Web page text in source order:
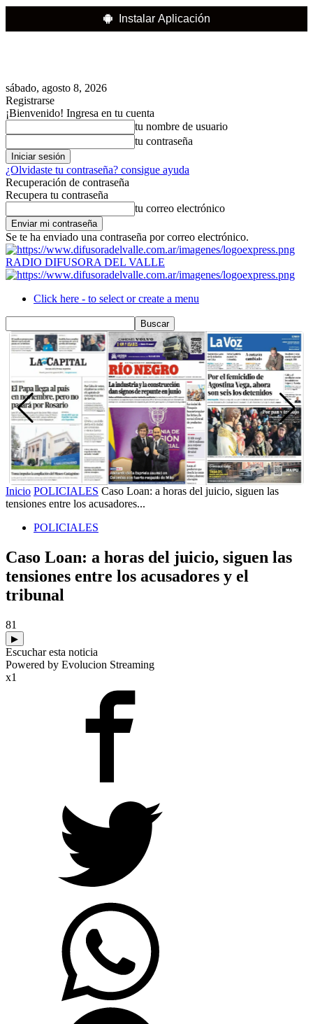
Instalar Aplicación
sábado, agosto 8, 2026
Registrarse
¡Bienvenido! Ingresa en tu cuenta
tu nombre de usuario
tu contraseña
¿Olvidaste tu contraseña? consigue ayuda
Recuperación de contraseña
Recupera tu contraseña
tu correo electrónico
Se te ha enviado una contraseña por correo electrónico.
RADIO DIFUSORA DEL VALLE
Click here - to select or create a menu
Inicio POLICIALES Caso Loan: a horas del juicio, siguen las
tensiones entre los acusadores...
POLICIALES
Caso Loan: a horas del juicio, siguen las
tensiones entre los acusadores y el
tribunal
81
▶
Escuchar esta noticia
Powered by Evolucion Streaming
x1